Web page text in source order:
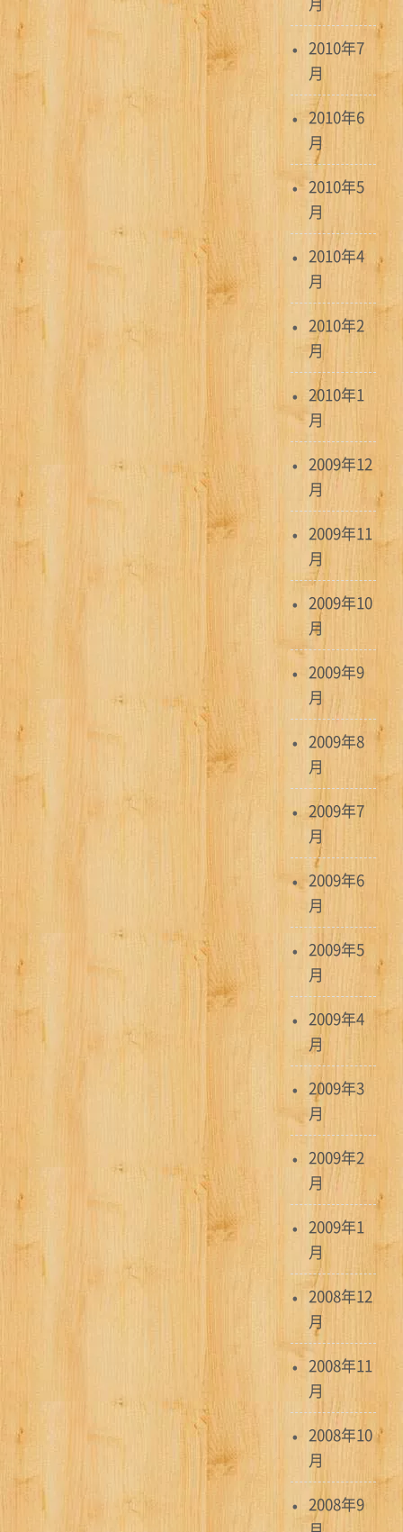
2010年7
月
2010年6
月
2010年5
月
2010年4
月
2010年2
月
2010年1
月
2009年12
月
2009年11
月
2009年10
月
2009年9
月
2009年8
月
2009年7
月
2009年6
月
2009年5
月
2009年4
月
2009年3
月
2009年2
月
2009年1
月
2008年12
月
2008年11
月
2008年10
月
2008年9